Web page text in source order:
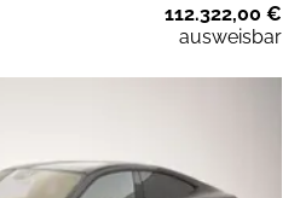
112.322,00 €
ausweisbar